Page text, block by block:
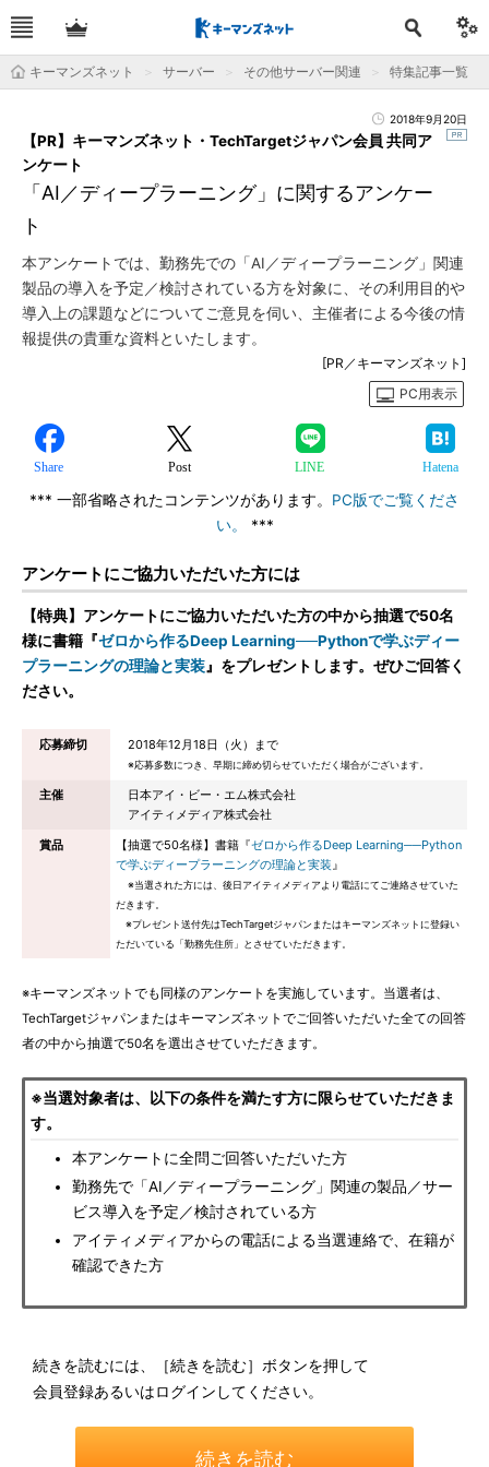
キーマンズネット サーバー その他サーバー関連 特集記事一覧
2018年9月20日
「AI／ディープラーニング」に関するアンケー
ト
【PR】キーマンズネット・TechTargetジャパン会員 共同ア
ンケート
本アンケートでは、勤務先での「AI／ディープラーニング」関連
製品の導入を予定／検討されている方を対象に、その利用目的や
導入上の課題などについてご意見を伺い、主催者による今後の情
報提供の貴重な資料といたします。
[PR／キーマンズネット]
PC用表示
Share Post LINE Hatena
*** 一部省略されたコンテンツがあります。 PC版でご覧くださ
い。
***
アンケートにご協力いただいた方には
【特典】アンケートにご協力いただいた方の中から抽選で50名
様に書籍『ゼロから作るDeep Learning──Pythonで学ぶディー
プラーニングの理論と実装』をプレゼントします。ぜひご回答く
ださい。
応募締切 2018年12月18日（火）まで
※応募多数につき、早期に締め切らせていただく場合がございます。
主催
日本アイ・ビー・エム株式会社
アイティメディア株式会社
賞品
【抽選で50名様】書籍『ゼロから作るDeep Learning──Python
で学ぶディープラーニングの理論と実装』
※当選された方には、後日アイティメディアより電話にてご連絡させていた
だきます。
※プレゼント送付先はTechTargetジャパンまたはキーマンズネットに登録い
ただいている「勤務先住所」とさせていただきます。
※キーマンズネットでも同様のアンケートを実施しています。当選者は、
TechTargetジャパンまたはキーマンズネットでご回答いただいた全ての回答
者の中から抽選で50名を選出させていただきます。
※当選対象者は、以下の条件を満たす方に限らせていただきま
す。
本アンケートに全問ご回答いただいた方
勤務先で「AI／ディープラーニング」関連の製品／サー
ビス導入を予定／検討されている方
アイティメディアからの電話による当選連絡で、在籍が
確認できた方
続きを読むには、［続きを読む］ボタンを押して
会員登録あるいはログインしてください。
続きを読む